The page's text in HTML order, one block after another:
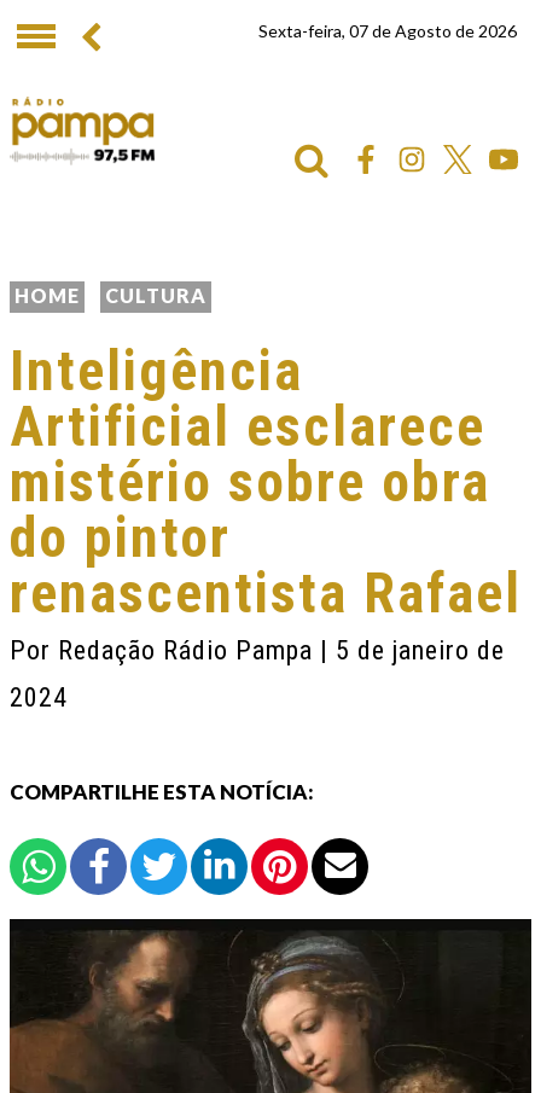
Sexta-feira, 07 de Agosto de 2026
HOME CULTURA
Inteligência
Artificial esclarece
mistério sobre obra
do pintor
renascentista Rafael
Por Redação Rádio Pampa | 5 de janeiro de
2024
COMPARTILHE ESTA NOTÍCIA: